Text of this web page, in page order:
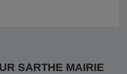
SARTHE MAIRIE